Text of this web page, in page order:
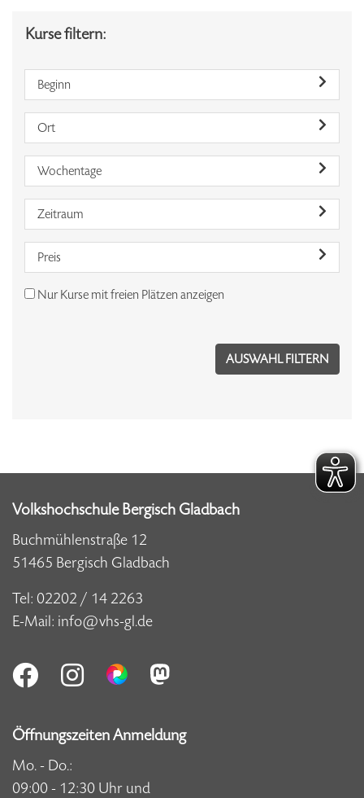
Kurse filtern:
Beginn
Ort
Wochentage
Zeitraum
Preis
Nur Kurse mit freien Plätzen anzeigen
Volkshochschule Bergisch Gladbach
Buchmühlenstraße 12
51465 Bergisch Gladbach
Tel: 02202 / 14 2263
E-Mail: info@vhs-gl.de
Öffnungszeiten Anmeldung
Mo. - Do.:
09:00 - 12:30 Uhr und